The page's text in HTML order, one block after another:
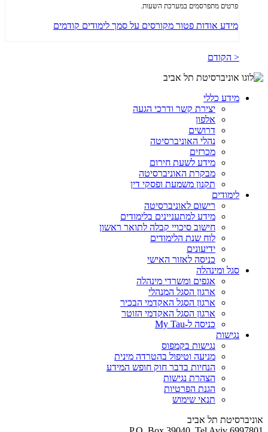
פרטים מתפרסמים במערכת השעות.
מידע אודות פטור מקורסים על סמך לימודים קודמים
< הקודם
מידע כללי
יצירת קשר ודרכי הגעה
אלפון
דרושים
נהלי האוניברסיטה
מכרזים
מידע לשעת חירום
מבקרת האוניברסיטה
תקנון משמעת ופסקי דין
לימודים
רישום לאוניברסיטה
מידע למתעניינים בלימודים
חישוב סיכויי קבלה לתואר ראשון
לוח שנת הלימודים
ידיעונים
כניסה לאזור האישי
סגל ומינהלה
אגפים ומשרדי מינהלה
ארגון הסגל המנהלי
ארגון הסגל האקדמי הבכיר
ארגון הסגל האקדמי הזוטר
כניסה ל-My Tau
נגישות
נגישות בקמפוס
מניעה וטיפול בהטרדה מינית
הנחיות בדבר חוק חופש המידע
הצהרת נגישות
הגנת הפרטיות
תנאי שימוש
אוניברסיטת תל אביב